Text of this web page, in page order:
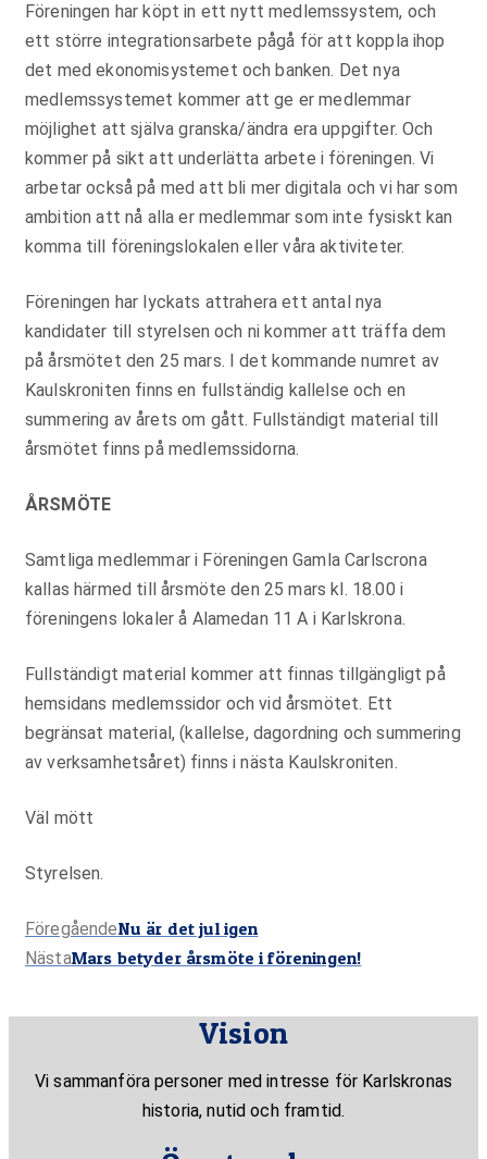
Föreningen har köpt in ett nytt medlemssystem, och
ett större integrationsarbete pågå för att koppla ihop
det med ekonomisystemet och banken. Det nya
medlemssystemet kommer att ge er medlemmar
möjlighet att själva granska/ändra era uppgifter. Och
kommer på sikt att underlätta arbete i föreningen. Vi
arbetar också på med att bli mer digitala och vi har som
ambition att nå alla er medlemmar som inte fysiskt kan
komma till föreningslokalen eller våra aktiviteter.
Föreningen har lyckats attrahera ett antal nya
kandidater till styrelsen och ni kommer att träffa dem
på årsmötet den 25 mars. I det kommande numret av
Kaulskroniten finns en fullständig kallelse och en
summering av årets om gått. Fullständigt material till
årsmötet finns på medlemssidorna.
ÅRSMÖTE
Samtliga medlemmar i Föreningen Gamla Carlscrona
kallas härmed till årsmöte den 25 mars kl. 18.00 i
föreningens lokaler å Alamedan 11 A i Karlskrona.
Fullständigt material kommer att finnas tillgängligt på
hemsidans medlemssidor och vid årsmötet. Ett
begränsat material, (kallelse, dagordning och summering
av verksamhetsåret) finns i nästa Kaulskroniten.
Väl mött
Styrelsen.
FöregåendeFöregående
inlägg:
Nu är det jul igen
NästaNästa
Mars betyder årsmöte i föreningen!
Vision
Vi sammanföra personer med intresse för Karlskronas
historia, nutid och framtid.